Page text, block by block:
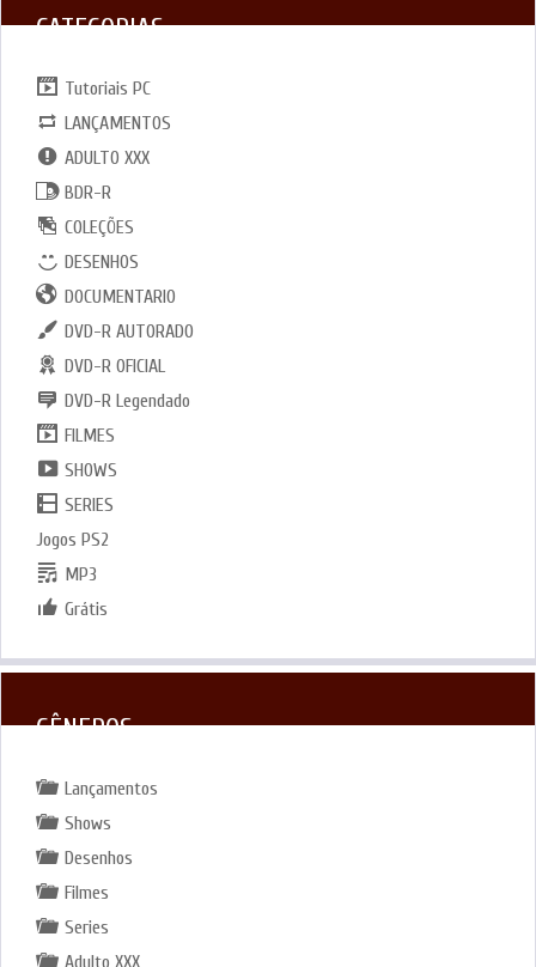
CATEGORIAS
Tutoriais PC
LANÇAMENTOS
ADULTO XXX
BDR-R
COLEÇÕES
DESENHOS
DOCUMENTARIO
DVD-R AUTORADO
DVD-R OFICIAL
DVD-R Legendado
FILMES
SHOWS
SERIES
Jogos PS2
MP3
Grátis
GÊNEROS
Lançamentos
Shows
Desenhos
Filmes
Series
Adulto XXX